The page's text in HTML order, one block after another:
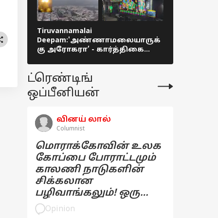
Tiruvannamalai
Deepam:'அண்ணாமலையாருக்
கு அரோகரா’ - கார்த்திகை
ட்ரெண்டிங்
ஒப்பீனியன்
வினய் லால்
Columnist
மொராக்கோவின் உலக
கோப்பை போராட்டமும்
காலணி நாடுகளின்
சிக்கலான
பழிவாங்கலும்! ஒரு
பார்வை
Opinion